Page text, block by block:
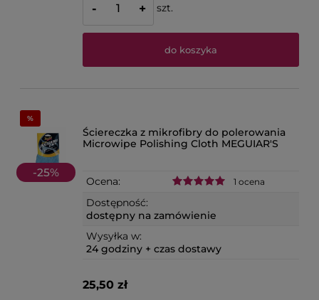
- + szt.
do koszyka
-25%
Ściereczka z mikrofibry do polerowania
Microwipe Polishing Cloth MEGUIAR'S
Ocena: 1 ocena
Dostępność:
dostępny na zamówienie
Wysyłka w:
24 godziny + czas dostawy
25,50 zł